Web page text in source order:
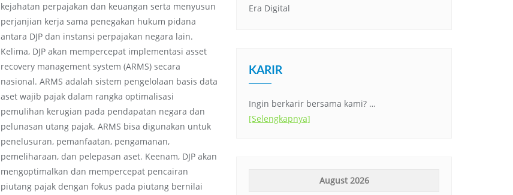
kejahatan perpajakan dan keuangan serta menyusun
perjanjian kerja sama penegakan hukum pidana
antara DJP dan instansi perpajakan negara lain.
Kelima, DJP akan mempercepat implementasi asset
recovery management system (ARMS) secara
nasional. ARMS adalah sistem pengelolaan basis data
aset wajib pajak dalam rangka optimalisasi
pemulihan kerugian pada pendapatan negara dan
pelunasan utang pajak. ARMS bisa digunakan untuk
penelusuran, pemanfaatan, pengamanan,
pemeliharaan, dan pelepasan aset. Keenam, DJP akan
mengoptimalkan dan mempercepat pencairan
piutang pajak dengan fokus pada piutang bernilai
Era Digital
KARIR
Ingin berkarir bersama kami? …
[Selengkapnya]
August 2026